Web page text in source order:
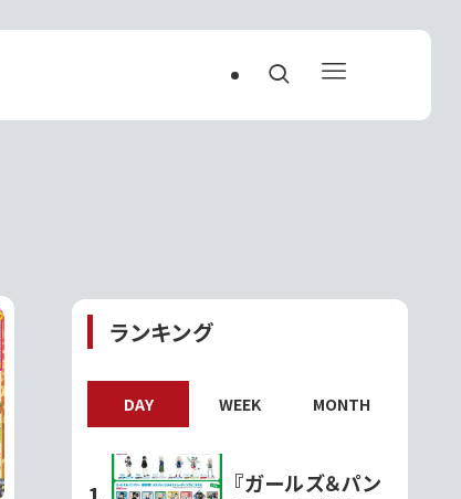
ランキング
DAY WEEK MONTH
『ガールズ＆パン